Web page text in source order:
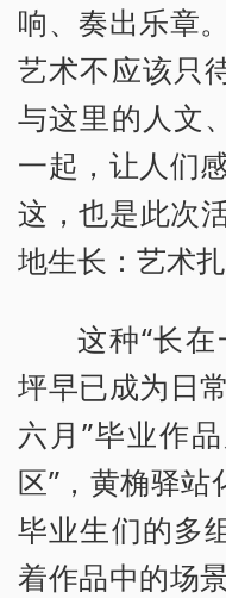
响、奏出乐章
艺术不应该只
与这里的人文
一起，让人们
这，也是此次
地生长：艺术
这种“长
坪早已成为日
六月”毕业作
区”，黄桷驿站
毕业生们的多
着作品中的场